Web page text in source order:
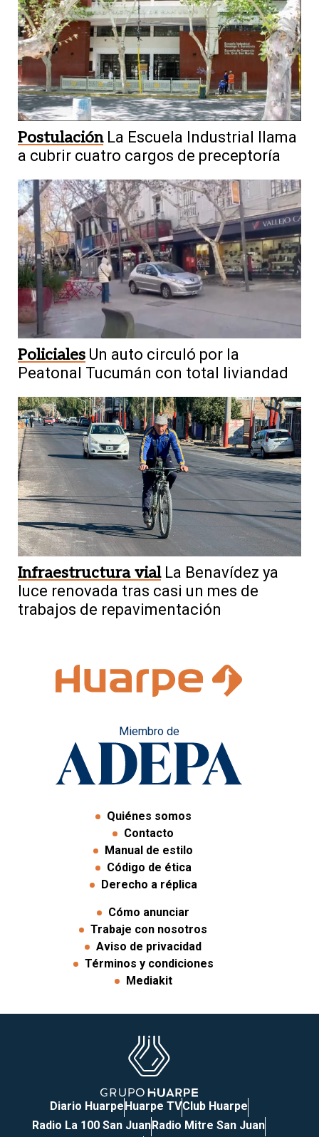
Postulación La Escuela Industrial llama
a cubrir cuatro cargos de preceptoría
Policiales Un auto circuló por la
Peatonal Tucumán con total liviandad
Infraestructura vial La Benavídez ya
luce renovada tras casi un mes de
trabajos de repavimentación
Miembro de
Quiénes somos
Contacto
Manual de estilo
Código de ética
Derecho a réplica
Cómo anunciar
Trabaje con nosotros
Aviso de privacidad
Términos y condiciones
Mediakit
Diario HuarpeHuarpe TVClub Huarpe
Radio La 100 San JuanRadio Mitre San Juan